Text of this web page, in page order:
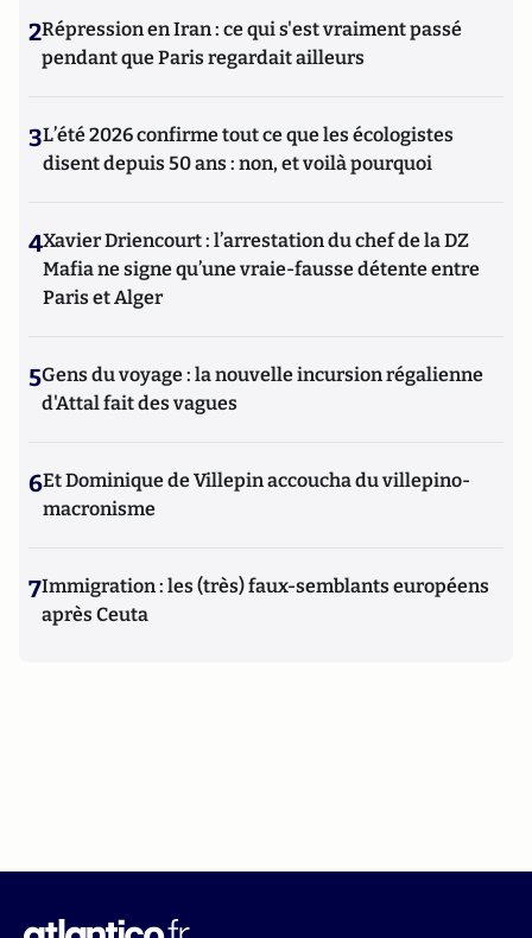
2Répression en Iran : ce qui s'est vraiment passé
pendant que Paris regardait ailleurs
3L’été 2026 confirme tout ce que les écologistes
disent depuis 50 ans : non, et voilà pourquoi
4Xavier Driencourt : l’arrestation du chef de la DZ
Mafia ne signe qu’une vraie-fausse détente entre
Paris et Alger
5Gens du voyage : la nouvelle incursion régalienne
d'Attal fait des vagues
6Et Dominique de Villepin accoucha du villepino-
macronisme
7Immigration : les (très) faux-semblants européens
après Ceuta